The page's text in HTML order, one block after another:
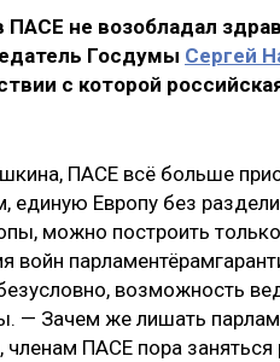
ПАСЕ не возобладал
Госдумы Сергей
с которой
ПАСЕ всё больше
единую Европу без
можно построить
войн
возможность
— Зачем же лишать
членам ПАСЕ пора